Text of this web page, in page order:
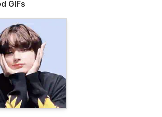
GIFs